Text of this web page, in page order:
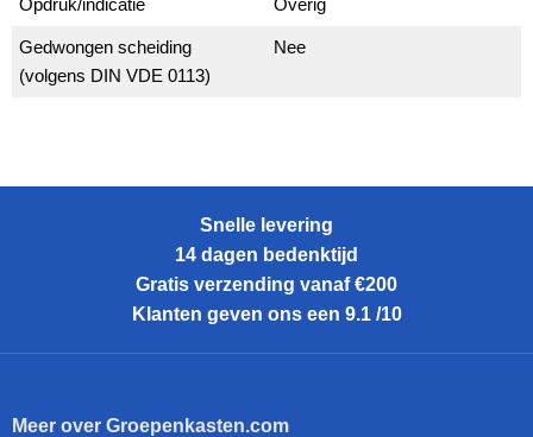
Opdruk/indicatie Overig
Gedwongen scheiding
(volgens DIN VDE 0113)
Nee
Snelle levering
14 dagen bedenktijd
Gratis verzending vanaf €200
Klanten geven ons een 9.1 /10
Meer over Groepenkasten.com